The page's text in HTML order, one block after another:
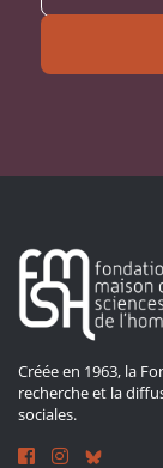
Créée en 1963, la
recherche et la
sociales.